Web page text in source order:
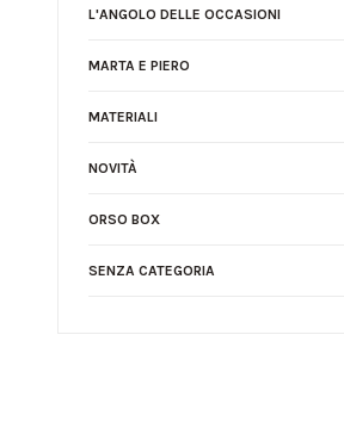
L'ANGOLO DELLE OCCASIONI
MARTA E PIERO
MATERIALI
NOVITÀ
ORSO BOX
SENZA CATEGORIA